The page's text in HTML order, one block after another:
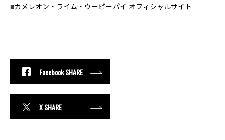
■カメレオン・ライム・ウーピーパイ オフィシャルサイト
Facebook SHARE
X SHARE